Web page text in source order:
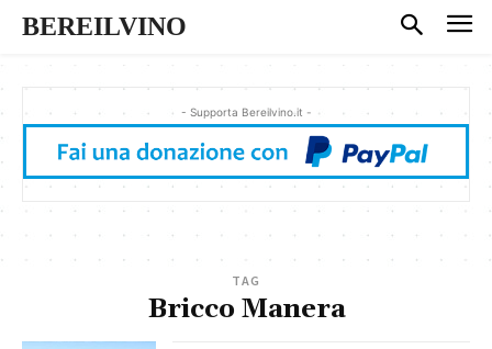
BEREILVINO
- Supporta Bereilvino.it -
TAG
Bricco Manera